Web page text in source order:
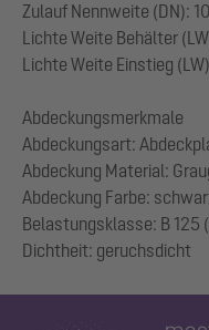
Zulauf Nennweite (DN):
Lichte Weite Behälter
Lichte Weite Einstieg
Abdeckungsmerkmale
Abdeckungsart:
Abdeckung Material:
Abdeckung Farbe:
Belastungsklasse: B 125